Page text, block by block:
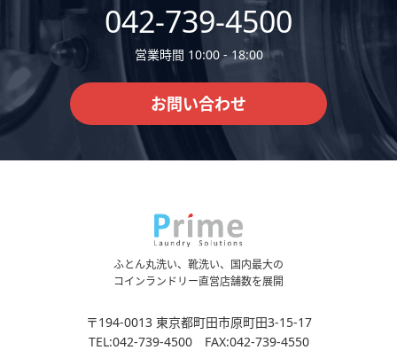
042-739-4500
営業時間 10:00 - 18:00
お問い合わせ
ふとん丸洗い、靴洗い、国内最大の
コインランドリー直営店舗数を展開
〒194-0013 東京都町田市原町田3-15-17
TEL:042-739-4500 FAX:042-739-4550